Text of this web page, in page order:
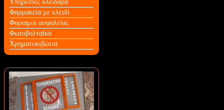
Υπηρεσίες κλειδαρά
Φαρμακεία με κλειδί
Φοριαμοί ασφαλείας
Φωτοβολταϊκά
Χρηματοκιβώτια